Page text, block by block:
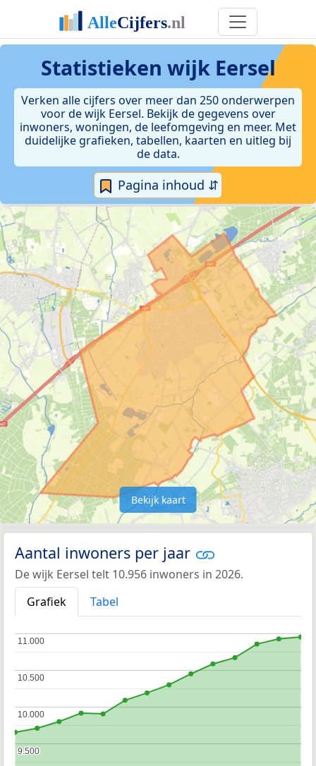
Statistieken wijk Eersel
Verken alle cijfers over meer dan 250 onderwerpen
voor de wijk Eersel. Bekijk de gegevens over
inwoners, woningen, de leefomgeving en meer. Met
duidelijke grafieken, tabellen, kaarten en uitleg bij
de data.
Pagina inhoud ⇵
Bekijk kaart
Aantal inwoners per jaar
De wijk Eersel telt 10.956 inwoners in 2026.
Grafiek
Tabel
9.500
9.500
10.000
10.000
10.500
10.500
11.000
11.000